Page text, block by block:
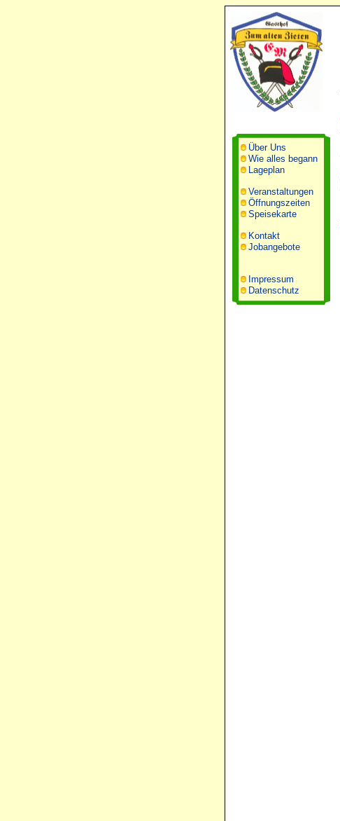
Über Uns
Wie alles begann
Lageplan
Veranstaltungen
Öffnungszeiten
Speisekarte
Kontakt
Jobangebote
Impressum
Datenschutz